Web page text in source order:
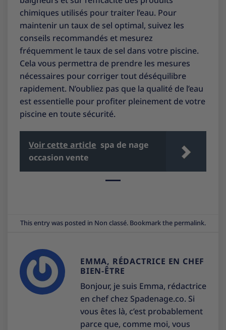
chimiques utilisés pour traiter l’eau. Pour
maintenir un taux de sel optimal, suivez les
conseils recommandés et mesurez
fréquemment le taux de sel dans votre piscine.
Cela vous permettra de prendre les mesures
nécessaires pour corriger tout déséquilibre
rapidement. N’oubliez pas que la qualité de l’eau
est essentielle pour profiter pleinement de votre
piscine en toute sécurité.
Voir cette article spa de nage
occasion vente
This entry was posted in Non classé. Bookmark the permalink.
EMMA, RÉDACTRICE EN CHEF
BIEN-ÊTRE
Bonjour, je suis Emma, rédactrice
en chef chez Spadenage.co. Si
vous êtes là, c’est probablement
parce que, comme moi, vous